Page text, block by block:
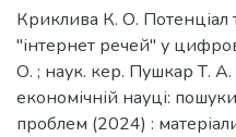
Криклива К. О. Потенціал
"інтернет речей" у
О. ; наук. кер. Пушкар Т. А.
економічній науці:
проблем (2024) :